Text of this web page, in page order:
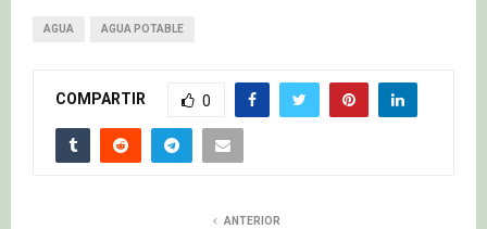
AGUA AGUA POTABLE
COMPARTIR 0
ANTERIOR